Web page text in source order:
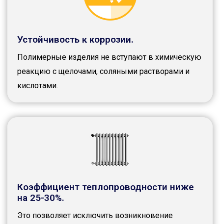
Устойчивость к коррозии.
Полимерные изделия не вступают в химическую
реакцию с щелочами, соляными растворами и
кислотами.
Коэффициент теплопроводности ниже
на 25-30%.
Это позволяет исключить возникновение